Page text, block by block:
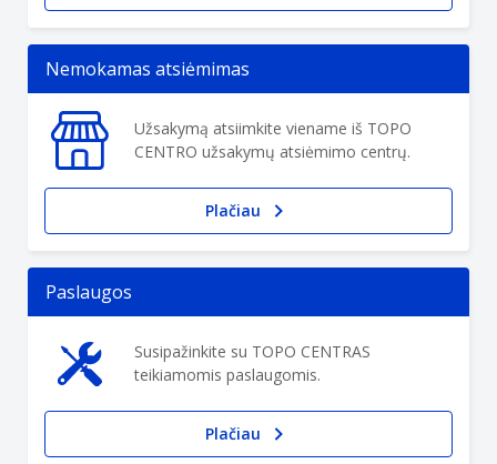
Nemokamas atsiėmimas
Užsakymą atsiimkite viename iš TOPO
CENTRO užsakymų atsiėmimo centrų.
Plačiau
Paslaugos
Susipažinkite su TOPO CENTRAS
teikiamomis paslaugomis.
Plačiau